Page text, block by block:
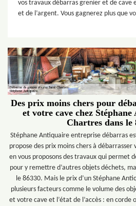
vos travaux débarras grenier et de cave
et de l’argent. Vous gagnerez plus que
Des prix moins chers pour
et votre cave chez
Chartres dans le
Stéphane Antiquaire entreprise débarras
propose des prix moins chers à
en vous proposons des travaux qui permet
pour y remettre d’autres objets déchets,
le 86330. Mais le prix d’un Stéphane
plusieurs facteurs comme le volume des
et votre cave et l’état de l’accès : en corde